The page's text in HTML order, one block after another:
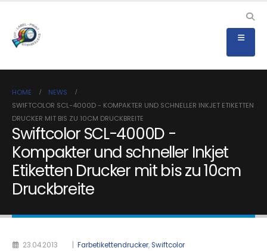
HOME
NEWS
SWIFTCOLOR SCL-4000D - KOMPAKTER UND SCHNELLER INKJET ETIKETTEN
DRUCKER MIT BIS ZU 10CM DRUCKBREITE
Swiftcolor SCL-4000D -
Kompakter und schneller Inkjet
Etiketten Drucker mit bis zu 10cm
Druckbreite
23.04.2013 Farbetikettendrucker,Swiftcolor